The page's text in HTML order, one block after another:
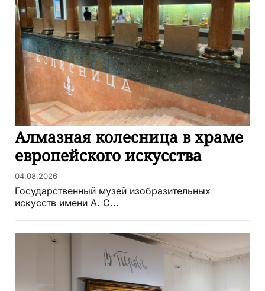
Алмазная колесница в храме
европейского искусства
04.08.2026
Государственный музей изобразительных
искусств имени А. С...